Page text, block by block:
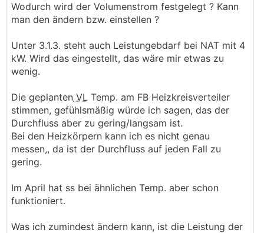
Wodurch wird der Volumenstrom festgelegt ? Kann
man den ändern bzw. einstellen ?
Unter 3.1.3. steht auch Leistungebdarf bei NAT mit 4
kW. Wird das eingestellt, das wäre mir etwas zu
wenig.
Die geplanten VL Temp. am FB Heizkreisverteiler
stimmen, gefühlsmäßig würde ich sagen, das der
Durchfluss aber zu gering/langsam ist.
Bei den Heizkörpern kann ich es nicht genau
messen,, da ist der Durchfluss auf jeden Fall zu
gering.
Im April hat ss bei ähnlichen Temp. aber schon
funktioniert.
Was ich zumindest ändern kann, ist die Leistung der